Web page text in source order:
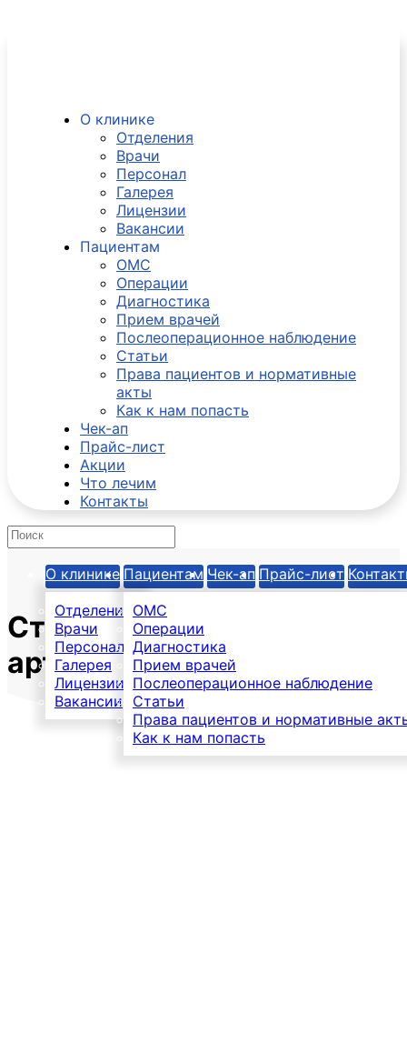
О клинике
Отделения
Врачи
Персонал
Галерея
Лицензии
Вакансии
Пациентам
ОМС
Операции
Диагностика
Прием врачей
Послеоперационное наблюдение
Статьи
Права пациентов и нормативные
акты
Как к нам попасть
Чек-ап
Прайс-лист
Акции
Что лечим
Контакты
О клинике
Отделения
Врачи
Персонал
Галерея
Лицензии
Вакансии
Пациентам
ОМС
Операции
Диагностика
Прием врачей
Послеоперационное наблюдение
Статьи
Права пациентов и нормативные
Как к нам попасть
Чек-ап Прайс-лист
Стеноз висцеральных
артерий